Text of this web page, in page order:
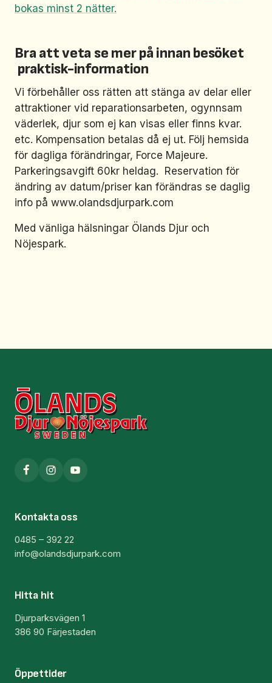
bokas minst 2 nätter.
Bra att veta se mer på innan besöket
praktisk-information
Vi förbehåller oss rätten att stänga av delar eller
attraktioner vid reparationsarbeten, ogynnsam
väderlek, djur som ej kan visas eller finns kvar.
etc. Kompensation betalas då ej ut. Följ hemsida
för dagliga förändringar, Force Majeure.
Parkeringsavgift 60kr heldag. Reservation för
ändring av datum/priser kan förändras se daglig
info på www.olandsdjurpark.com
Med vänliga hälsningar Ölands Djur och
Nöjespark.
Kontakta oss
0485 – 392 22
info@olandsdjurpark.com
Hitta hit
Djurparksvägen 1
386 90 Färjestaden
Öppettider